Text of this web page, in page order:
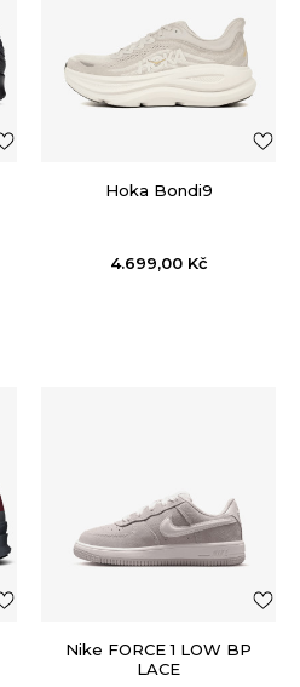
Hoka Bondi9
4.699,00 Kč
Nike FORCE 1 LOW BP
LACE